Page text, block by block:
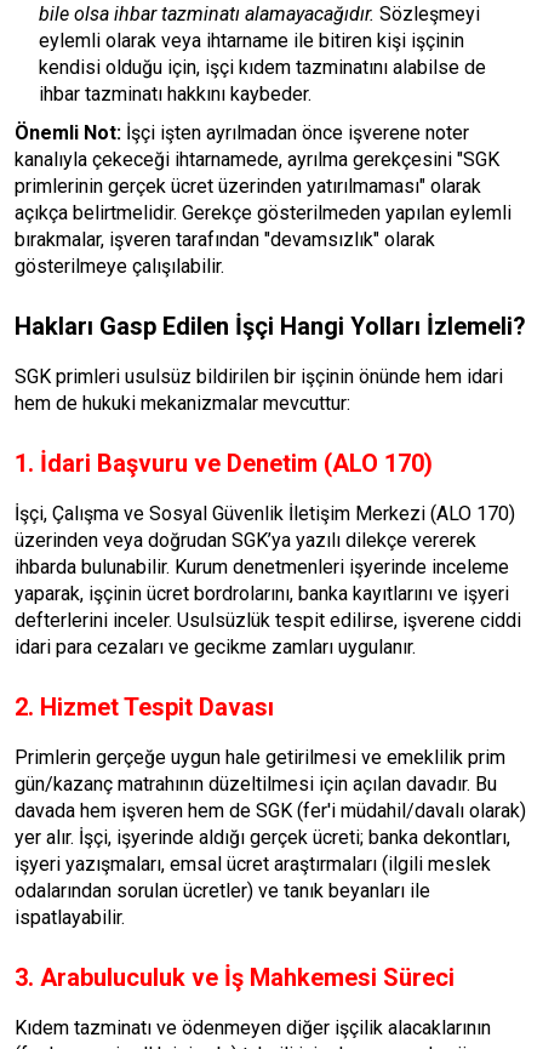
bile olsa ihbar tazminatı alamayacağıdır. Sözleşmeyi
eylemli olarak veya ihtarname ile bitiren kişi işçinin
kendisi olduğu için, işçi kıdem tazminatını alabilse de
ihbar tazminatı hakkını kaybeder.
Önemli Not: İşçi işten ayrılmadan önce işverene noter
kanalıyla çekeceği ihtarnamede, ayrılma gerekçesini "SGK
primlerinin gerçek ücret üzerinden yatırılmaması" olarak
açıkça belirtmelidir. Gerekçe gösterilmeden yapılan eylemli
bırakmalar, işveren tarafından "devamsızlık" olarak
gösterilmeye çalışılabilir.
Hakları Gasp Edilen İşçi Hangi Yolları İzlemeli?
SGK primleri usulsüz bildirilen bir işçinin önünde hem idari
hem de hukuki mekanizmalar mevcuttur:
1. İdari Başvuru ve Denetim (ALO 170)
İşçi, Çalışma ve Sosyal Güvenlik İletişim Merkezi (ALO 170)
üzerinden veya doğrudan SGK’ya yazılı dilekçe vererek
ihbarda bulunabilir. Kurum denetmenleri işyerinde inceleme
yaparak, işçinin ücret bordrolarını, banka kayıtlarını ve işyeri
defterlerini inceler. Usulsüzlük tespit edilirse, işverene ciddi
idari para cezaları ve gecikme zamları uygulanır.
2. Hizmet Tespit Davası
Primlerin gerçeğe uygun hale getirilmesi ve emeklilik prim
gün/kazanç matrahının düzeltilmesi için açılan davadır. Bu
davada hem işveren hem de SGK (fer'i müdahil/davalı olarak)
yer alır. İşçi, işyerinde aldığı gerçek ücreti; banka dekontları,
işyeri yazışmaları, emsal ücret araştırmaları (ilgili meslek
odalarından sorulan ücretler) ve tanık beyanları ile
ispatlayabilir.
3. Arabuluculuk ve İş Mahkemesi Süreci
Kıdem tazminatı ve ödenmeyen diğer işçilik alacaklarının